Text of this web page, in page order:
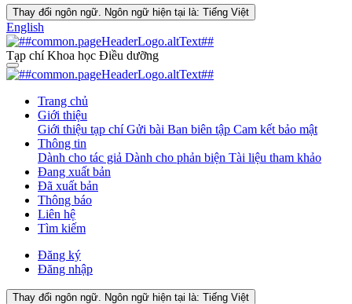
Thay đổi ngôn ngữ. Ngôn ngữ hiện tại là: Tiếng Việt
English
Tạp chí Khoa học Điều dưỡng
Trang chủ
Giới thiệu
Giới thiệu tạp chíGửi bài Ban biên tập Cam kết bảo mật
Thông tin
Dành cho tác giả Dành cho phản biện Tài liệu tham khảo
Đang xuất bản
Đã xuất bản
Thông báo
Liên hệ
Tìm kiếm
Đăng ký
Đăng nhập
Thay đổi ngôn ngữ. Ngôn ngữ hiện tại là: Tiếng Việt